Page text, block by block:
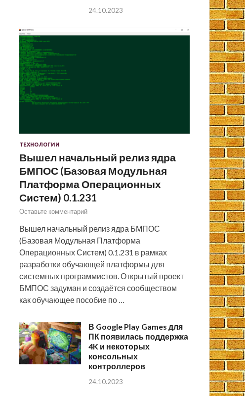
24.10.2023
ТЕХНОЛОГИИ
Вышел начальный релиз ядра
БМПОС (Базовая Модульная
Платформа Операционных
Систем) 0.1.231
Оставьте комментарий
Вышел начальный релиз ядра БМПОС
(Базовая Модульная Платформа
Операционных Систем) 0.1.231 в рамках
разработки обучающей платформы для
системных программистов. Открытый проект
БМПОС задуман и создаётся сообществом
как обучающее пособие по …
В Google Play Games для
ПК появилась поддержка
4K и некоторых
консольных
контроллеров
24.10.2023